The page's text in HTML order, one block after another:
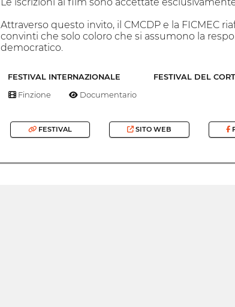
Attraverso questo invito, il CMCDP e la FICMEC
convinti che solo coloro che si assumono la
democratico.
FESTIVAL INTERNAZIONALE FESTIVAL DEL
Finzione Documentario
FESTIVAL SITO WEB